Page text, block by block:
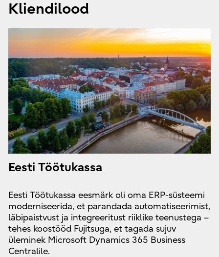
Kliendilood
Eesti Töötukassa
Eesti Töötukassa eesmärk oli oma ERP-süsteemi
moderniseerida, et parandada automatiseerimist,
läbipaistvust ja integreeritust riiklike teenustega –
tehes koostööd Fujitsuga, et tagada sujuv
üleminek Microsoft Dynamics 365 Business
Centralile.